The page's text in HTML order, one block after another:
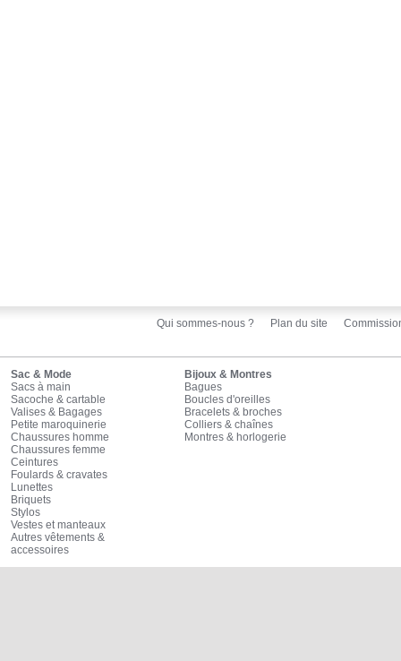
Qui sommes-nous ? Plan du site
Sac & Mode
Sacs à main
Sacoche & cartable
Valises & Bagages
Petite maroquinerie
Chaussures homme
Chaussures femme
Ceintures
Foulards & cravates
Lunettes
Briquets
Stylos
Vestes et manteaux
Autres vêtements &
accessoires
Bijoux & Montres
Bagues
Boucles d'oreilles
Bracelets & broches
Colliers & chaînes
Montres & horlogerie